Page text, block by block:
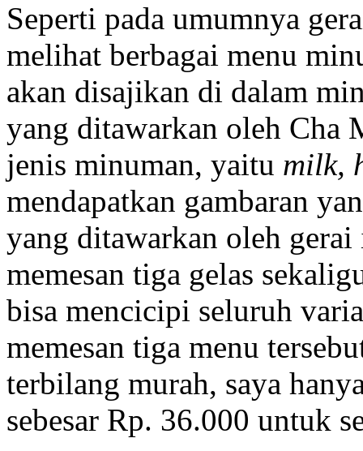
Seperti pada umumnya
melihat berbagai menu
akan disajikan di dalam
yang ditawarkan oleh Cha
jenis minuman, yaitu milk,
mendapatkan gambaran
yang ditawarkan oleh
memesan tiga gelas
bisa mencicipi seluruh
memesan tiga menu
terbilang murah, saya
sebesar Rp. 36.000 untuk